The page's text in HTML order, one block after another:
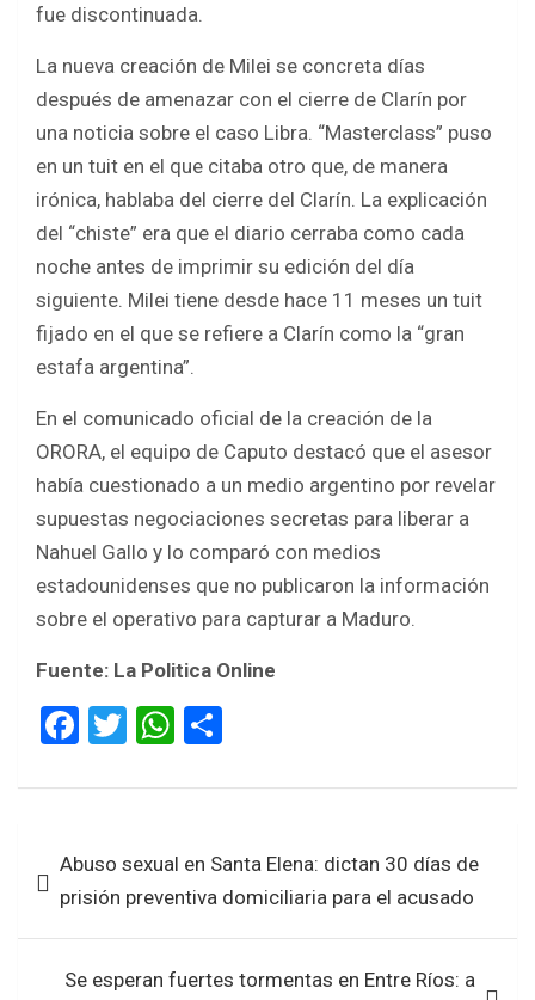
fue discontinuada.
La nueva creación de Milei se concreta días
después de amenazar con el cierre de Clarín por
una noticia sobre el caso Libra. “Masterclass” puso
en un tuit en el que citaba otro que, de manera
irónica, hablaba del cierre del Clarín. La explicación
del “chiste” era que el diario cerraba como cada
noche antes de imprimir su edición del día
siguiente. Milei tiene desde hace 11 meses un tuit
fijado en el que se refiere a Clarín como la “gran
estafa argentina”.
En el comunicado oficial de la creación de la
ORORA, el equipo de Caputo destacó que el asesor
había cuestionado a un medio argentino por revelar
supuestas negociaciones secretas para liberar a
Nahuel Gallo y lo comparó con medios
estadounidenses que no publicaron la información
sobre el operativo para capturar a Maduro.
Fuente: La Politica Online
F
ce
o
o
k
T
tt
W
at
A
p
p
ar
de
entradas
Abuso sexual en Santa Elena: dictan 30 días de
prisión preventiva domiciliaria para el acusado
Se esperan fuertes tormentas en Entre Ríos: a